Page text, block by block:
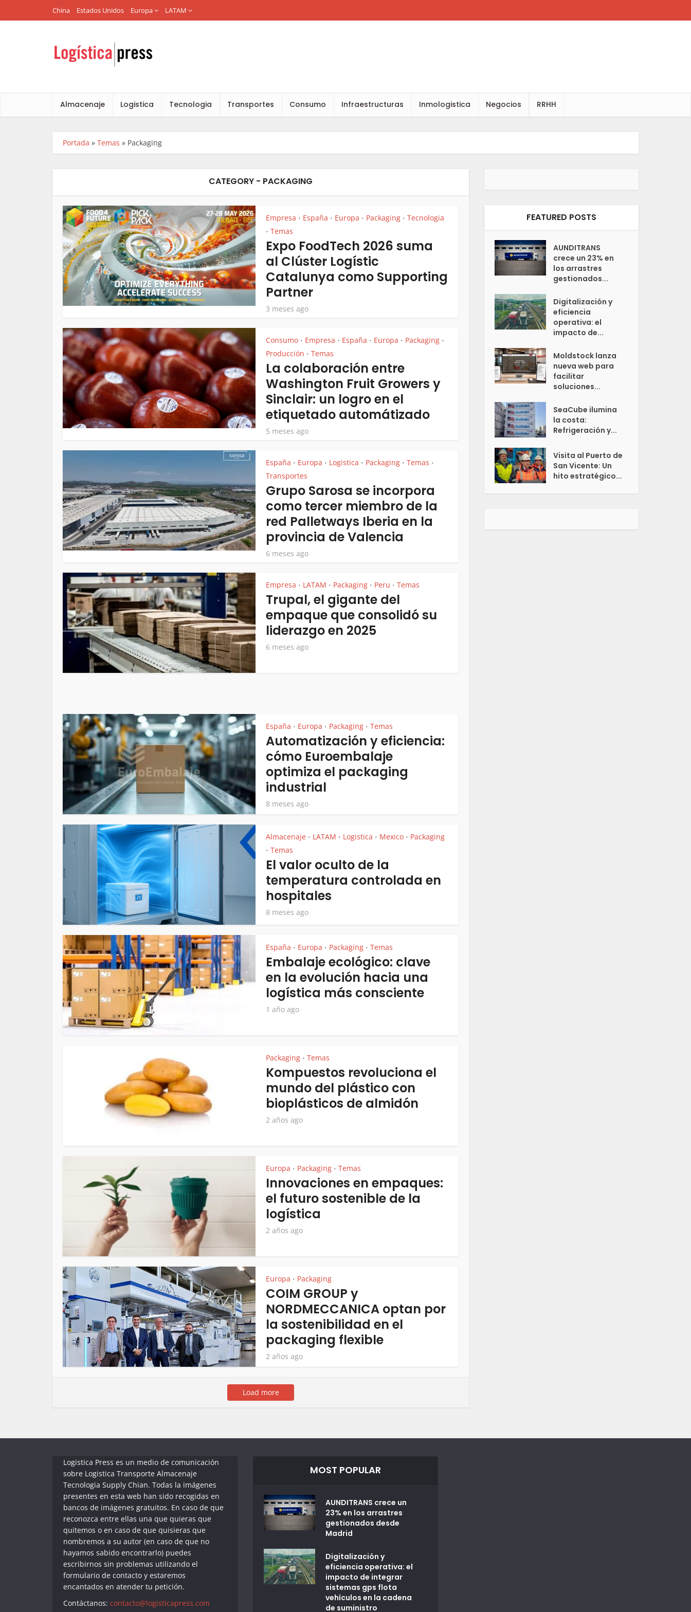
China Estados Unidos Europa LATAM
Almacenaje Logistica Tecnologia Transportes Consumo Infraestructuras Inmologistica Negocios RRHH
Portada » Temas » Packaging
CATEGORY - PACKAGING
Empresa • España • Europa • Packaging • Tecnologia
• Temas
Expo FoodTech 2026 suma
al Clúster Logístic
Catalunya como Supporting
Partner
3 meses ago
Consumo • Empresa • España • Europa • Packaging •
Producción • Temas
La colaboración entre
Washington Fruit Growers y
Sinclair: un logro en el
etiquetado automátizado
5 meses ago
España • Europa • Logistica • Packaging • Temas •
Transportes
Grupo Sarosa se incorpora
como tercer miembro de la
red Palletways Iberia en la
provincia de Valencia
6 meses ago
Empresa • LATAM • Packaging • Peru • Temas
Trupal, el gigante del
empaque que consolidó su
liderazgo en 2025
6 meses ago
España • Europa • Packaging • Temas
Automatización y eficiencia:
cómo Euroembalaje
optimiza el packaging
industrial
8 meses ago
Almacenaje • LATAM • Logistica • Mexico • Packaging
• Temas
El valor oculto de la
temperatura controlada en
hospitales
8 meses ago
España • Europa • Packaging • Temas
Embalaje ecológico: clave
en la evolución hacia una
logística más consciente
1 año ago
Packaging • Temas
Kompuestos revoluciona el
mundo del plástico con
bioplásticos de almidón
2 años ago
Europa • Packaging • Temas
Innovaciones en empaques:
el futuro sostenible de la
logística
2 años ago
Europa • Packaging
COIM GROUP y
NORDMECCANICA optan por
la sostenibilidad en el
packaging flexible
2 años ago
Load more
FEATURED POSTS
AUNDITRANS
crece un 23% en
los arrastres
gestionados...
Digitalización y
eficiencia
operativa: el
impacto de...
Moldstock lanza
nueva web para
facilitar
soluciones...
SeaCube ilumina
la costa:
Refrigeración y...
Visita al Puerto de
San Vicente: Un
hito estratégico...
Logistica Press es un medio de comunicación
sobre Logistica Transporte Almacenaje
Tecnologia Supply Chian. Todas la imágenes
presentes en esta web han sido recogidas en
bancos de imágenes gratuitos. En caso de que
reconozca entre ellas una que quieras que
quitemos o en caso de que quisieras que
nombremos a su autor (en caso de que no
hayamos sabido encontrarlo) puedes
escribirnos sin problemas utilizando el
formulario de contacto y estaremos
encantados en atender tu petición.
Contáctanos: contacto@logisticapress.com
MOST POPULAR
AUNDITRANS crece un
23% en los arrastres
gestionados desde
Madrid
Digitalización y
eficiencia operativa: el
impacto de integrar
sistemas gps flota
vehículos en la cadena
de suministro